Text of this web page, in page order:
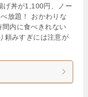
げ丼が1,100円、ノー
放題！ おかわりな
内に食べきれない
頼みすぎには注意が